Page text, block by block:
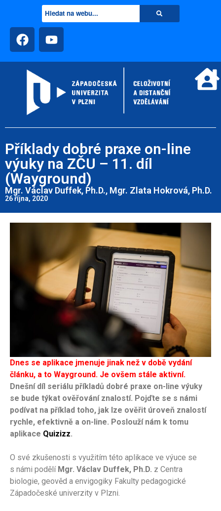
Příklady dobré praxe on-line
výuky na ZČU – 11. díl
(Wayground)
Mgr. Václav Duffek, Ph.D., Mgr. Zlata Hokrová, Ph.D.
26 října, 2020
Dnes se aplikace jmenuje jinak než v době vydání
článku, a to Wayground. Je ovšem stále aktivní.
Dnešní díl seriálu příkladů dobré praxe on-line výuky
se bude týkat ověřování znalostí. Pojďte se s námi
podívat na příklad toho, jak lze ověřit úroveň znalostí
rychle, efektivně a on-line. Poslouží nám k tomu
aplikace Quizizz.
O své zkušenosti s využitím této aplikace ve výuce se
s námi podělí Mgr. Václav Duffek, Ph.D. z Centra
biologie, geověd a envigogiky Fakulty pedagogické
Západočeské univerzity v Plzni.